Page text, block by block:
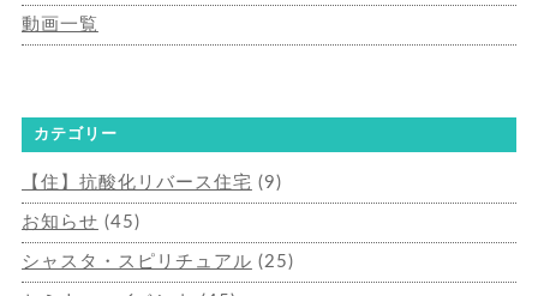
動画一覧
カテゴリー
【住】抗酸化リバース住宅 (9)
お知らせ (45)
シャスタ・スピリチュアル (25)